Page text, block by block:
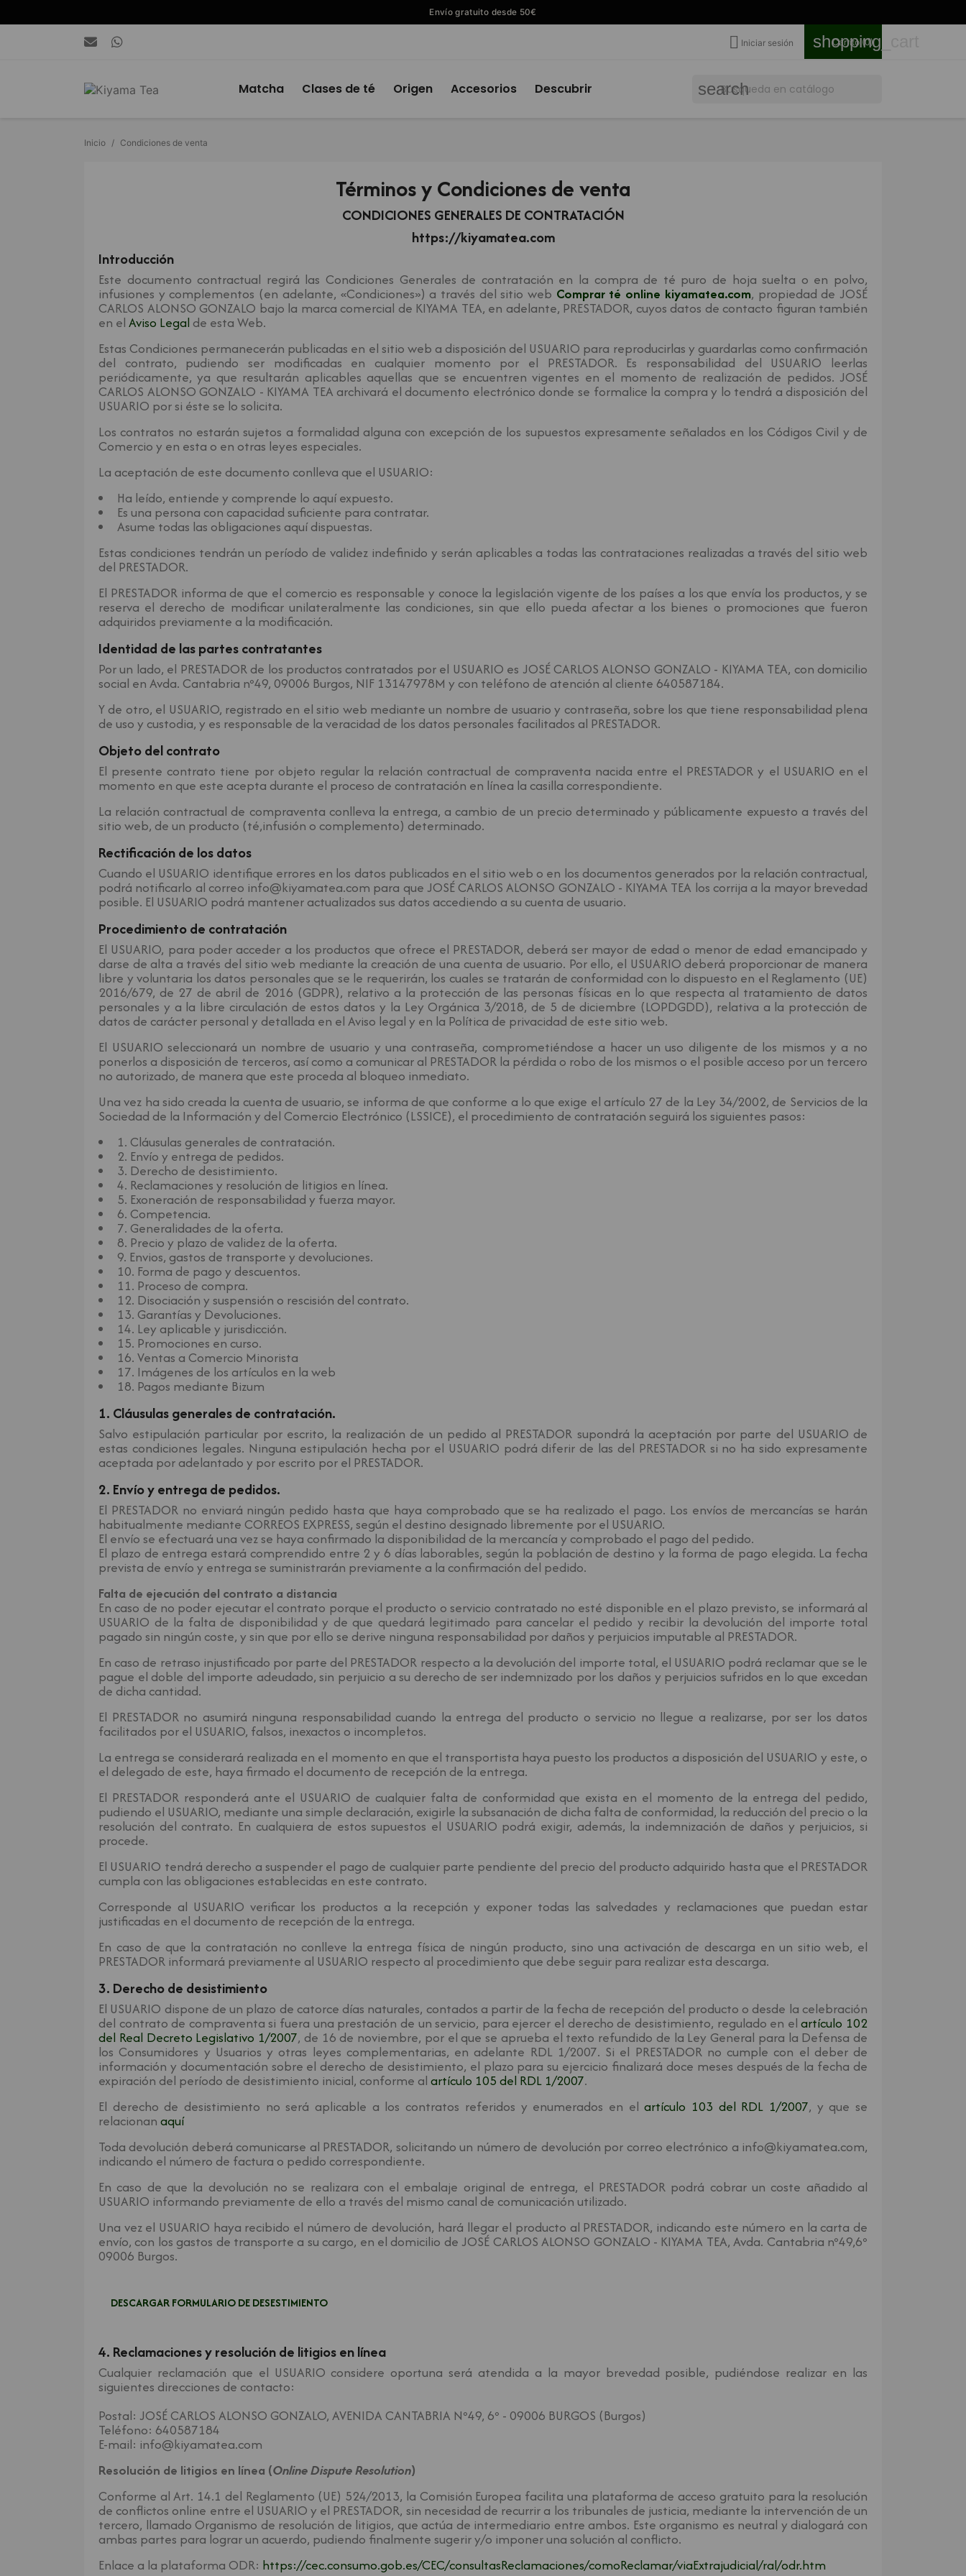
Envío gratuito desde 50€
Contactar con la tienda de té  Iniciar sesión shopping_cart
Carrito (0)
search
Matcha Clases de té Origen Accesorios Descubrir
Inicio Condiciones de venta
Términos y Condiciones de venta
CONDICIONES GENERALES DE CONTRATACIÓN
https://kiyamatea.com
Introducción
Este documento contractual regirá las Condiciones Generales de contratación en la compra de té puro de hoja suelta o en polvo,
infusiones y complementos (en adelante, «Condiciones») a través del sitio web Comprar té online kiyamatea.com, propiedad de JOSÉ
CARLOS ALONSO GONZALO bajo la marca comercial de KIYAMA TEA, en adelante, PRESTADOR, cuyos datos de contacto figuran también
en el Aviso Legal de esta Web.
Estas Condiciones permanecerán publicadas en el sitio web a disposición del USUARIO para reproducirlas y guardarlas como confirmación
del contrato, pudiendo ser modificadas en cualquier momento por el PRESTADOR. Es responsabilidad del USUARIO leerlas
periódicamente, ya que resultarán aplicables aquellas que se encuentren vigentes en el momento de realización de pedidos. JOSÉ
CARLOS ALONSO GONZALO - KIYAMA TEA archivará el documento electrónico donde se formalice la compra y lo tendrá a disposición del
USUARIO por si éste se lo solicita.
Los contratos no estarán sujetos a formalidad alguna con excepción de los supuestos expresamente señalados en los Códigos Civil y de
Comercio y en esta o en otras leyes especiales.
La aceptación de este documento conlleva que el USUARIO:
Ha leído, entiende y comprende lo aquí expuesto.
Es una persona con capacidad suficiente para contratar.
Asume todas las obligaciones aquí dispuestas.
Estas condiciones tendrán un período de validez indefinido y serán aplicables a todas las contrataciones realizadas a través del sitio web
del PRESTADOR.
El PRESTADOR informa de que el comercio es responsable y conoce la legislación vigente de los países a los que envía los productos, y se
reserva el derecho de modificar unilateralmente las condiciones, sin que ello pueda afectar a los bienes o promociones que fueron
adquiridos previamente a la modificación.
Identidad de las partes contratantes
Por un lado, el PRESTADOR de los productos contratados por el USUARIO es JOSÉ CARLOS ALONSO GONZALO - KIYAMA TEA, con domicilio
social en Avda. Cantabria nº49, 09006 Burgos, NIF 13147978M y con teléfono de atención al cliente 640587184.
Y de otro, el USUARIO, registrado en el sitio web mediante un nombre de usuario y contraseña, sobre los que tiene responsabilidad plena
de uso y custodia, y es responsable de la veracidad de los datos personales facilitados al PRESTADOR.
Objeto del contrato
El presente contrato tiene por objeto regular la relación contractual de compraventa nacida entre el PRESTADOR y el USUARIO en el
momento en que este acepta durante el proceso de contratación en línea la casilla correspondiente.
La relación contractual de compraventa conlleva la entrega, a cambio de un precio determinado y públicamente expuesto a través del
sitio web, de un producto (té,infusión o complemento) determinado.
Rectificación de los datos
Cuando el USUARIO identifique errores en los datos publicados en el sitio web o en los documentos generados por la relación contractual,
podrá notificarlo al correo info@kiyamatea.com para que JOSÉ CARLOS ALONSO GONZALO - KIYAMA TEA los corrija a la mayor brevedad
posible. El USUARIO podrá mantener actualizados sus datos accediendo a su cuenta de usuario.
Procedimiento de contratación
El USUARIO, para poder acceder a los productos que ofrece el PRESTADOR, deberá ser mayor de edad o menor de edad emancipado y
darse de alta a través del sitio web mediante la creación de una cuenta de usuario. Por ello, el USUARIO deberá proporcionar de manera
libre y voluntaria los datos personales que se le requerirán, los cuales se tratarán de conformidad con lo dispuesto en el Reglamento (UE)
2016/679, de 27 de abril de 2016 (GDPR), relativo a la protección de las personas físicas en lo que respecta al tratamiento de datos
personales y a la libre circulación de estos datos y la Ley Orgánica 3/2018, de 5 de diciembre (LOPDGDD), relativa a la protección de
datos de carácter personal y detallada en el Aviso legal y en la Política de privacidad de este sitio web.
El USUARIO seleccionará un nombre de usuario y una contraseña, comprometiéndose a hacer un uso diligente de los mismos y a no
ponerlos a disposición de terceros, así como a comunicar al PRESTADOR la pérdida o robo de los mismos o el posible acceso por un tercero
no autorizado, de manera que este proceda al bloqueo inmediato.
Una vez ha sido creada la cuenta de usuario, se informa de que conforme a lo que exige el artículo 27 de la Ley 34/2002, de Servicios de la
Sociedad de la Información y del Comercio Electrónico (LSSICE), el procedimiento de contratación seguirá los siguientes pasos:
1. Cláusulas generales de contratación.
2. Envío y entrega de pedidos.
3. Derecho de desistimiento.
4. Reclamaciones y resolución de litigios en línea.
5. Exoneración de responsabilidad y fuerza mayor.
6. Competencia.
7. Generalidades de la oferta.
8. Precio y plazo de validez de la oferta.
9. Envios, gastos de transporte y devoluciones.
10. Forma de pago y descuentos.
11. Proceso de compra.
12. Disociación y suspensión o rescisión del contrato.
13. Garantías y Devoluciones.
14. Ley aplicable y jurisdicción.
15. Promociones en curso.
16. Ventas a Comercio Minorista
17. Imágenes de los artículos en la web
18. Pagos mediante Bizum
1. Cláusulas generales de contratación.
Salvo estipulación particular por escrito, la realización de un pedido al PRESTADOR supondrá la aceptación por parte del USUARIO de
estas condiciones legales. Ninguna estipulación hecha por el USUARIO podrá diferir de las del PRESTADOR si no ha sido expresamente
aceptada por adelantado y por escrito por el PRESTADOR.
2. Envío y entrega de pedidos.
El PRESTADOR no enviará ningún pedido hasta que haya comprobado que se ha realizado el pago. Los envíos de mercancías se harán
habitualmente mediante CORREOS EXPRESS, según el destino designado libremente por el USUARIO.
El envío se efectuará una vez se haya confirmado la disponibilidad de la mercancía y comprobado el pago del pedido.
El plazo de entrega estará comprendido entre 2 y 6 días laborables, según la población de destino y la forma de pago elegida. La fecha
prevista de envío y entrega se suministrarán previamente a la confirmación del pedido.
Falta de ejecución del contrato a distancia
En caso de no poder ejecutar el contrato porque el producto o servicio contratado no esté disponible en el plazo previsto, se informará al
USUARIO de la falta de disponibilidad y de que quedará legitimado para cancelar el pedido y recibir la devolución del importe total
pagado sin ningún coste, y sin que por ello se derive ninguna responsabilidad por daños y perjuicios imputable al PRESTADOR.
En caso de retraso injustificado por parte del PRESTADOR respecto a la devolución del importe total, el USUARIO podrá reclamar que se le
pague el doble del importe adeudado, sin perjuicio a su derecho de ser indemnizado por los daños y perjuicios sufridos en lo que excedan
de dicha cantidad.
El PRESTADOR no asumirá ninguna responsabilidad cuando la entrega del producto o servicio no llegue a realizarse, por ser los datos
facilitados por el USUARIO, falsos, inexactos o incompletos.
La entrega se considerará realizada en el momento en que el transportista haya puesto los productos a disposición del USUARIO y este, o
el delegado de este, haya firmado el documento de recepción de la entrega.
El PRESTADOR responderá ante el USUARIO de cualquier falta de conformidad que exista en el momento de la entrega del pedido,
pudiendo el USUARIO, mediante una simple declaración, exigirle la subsanación de dicha falta de conformidad, la reducción del precio o la
resolución del contrato. En cualquiera de estos supuestos el USUARIO podrá exigir, además, la indemnización de daños y perjuicios, si
procede.
El USUARIO tendrá derecho a suspender el pago de cualquier parte pendiente del precio del producto adquirido hasta que el PRESTADOR
cumpla con las obligaciones establecidas en este contrato.
Corresponde al USUARIO verificar los productos a la recepción y exponer todas las salvedades y reclamaciones que puedan estar
justificadas en el documento de recepción de la entrega.
En caso de que la contratación no conlleve la entrega física de ningún producto, sino una activación de descarga en un sitio web, el
PRESTADOR informará previamente al USUARIO respecto al procedimiento que debe seguir para realizar esta descarga.
3. Derecho de desistimiento
El USUARIO dispone de un plazo de catorce días naturales, contados a partir de la fecha de recepción del producto o desde la celebración
del contrato de compraventa si fuera una prestación de un servicio, para ejercer el derecho de desistimiento, regulado en elartículo 102
del Real Decreto Legislativo 1/2007, de 16 de noviembre, por el que se aprueba el texto refundido de la Ley General para la Defensa de
los Consumidores y Usuarios y otras leyes complementarias, en adelante RDL 1/2007. Si el PRESTADOR no cumple con el deber de
información y documentación sobre el derecho de desistimiento, el plazo para su ejercicio finalizará doce meses después de la fecha de
expiración del período de desistimiento inicial, conforme al artículo 105 del RDL 1/2007.
El derecho de desistimiento no será aplicable a los contratos referidos y enumerados en elartículo 103 del RDL 1/2007, y que se
relacionan aquí
Toda devolución deberá comunicarse al PRESTADOR, solicitando un número de devolución por correo electrónico a info@kiyamatea.com,
indicando el número de factura o pedido correspondiente.
En caso de que la devolución no se realizara con el embalaje original de entrega, el PRESTADOR podrá cobrar un coste añadido al
USUARIO informando previamente de ello a través del mismo canal de comunicación utilizado.
Una vez el USUARIO haya recibido el número de devolución, hará llegar el producto al PRESTADOR, indicando este número en la carta de
envío, con los gastos de transporte a su cargo, en el domicilio de JOSÉ CARLOS ALONSO GONZALO - KIYAMA TEA, Avda. Cantabria nº49,6º
09006 Burgos.
DESCARGAR FORMULARIO DE DESESTIMIENTO
4. Reclamaciones y resolución de litigios en línea
Cualquier reclamación que el USUARIO considere oportuna será atendida a la mayor brevedad posible, pudiéndose realizar en las
siguientes direcciones de contacto:
Postal: JOSÉ CARLOS ALONSO GONZALO, AVENIDA CANTABRIA Nº49, 6º - 09006 BURGOS (Burgos)
Teléfono: 640587184
E-mail: info@kiyamatea.com
Resolución de litigios en línea (Online Dispute Resolution)
Conforme al Art. 14.1 del Reglamento (UE) 524/2013, la Comisión Europea facilita una plataforma de acceso gratuito para la resolución
de conflictos online entre el USUARIO y el PRESTADOR, sin necesidad de recurrir a los tribunales de justicia, mediante la intervención de un
tercero, llamado Organismo de resolución de litigios, que actúa de intermediario entre ambos. Este organismo es neutral y dialogará con
ambas partes para lograr un acuerdo, pudiendo finalmente sugerir y/o imponer una solución al conflicto.
Enlace a la plataforma ODR: https://cec.consumo.gob.es/CEC/consultasReclamaciones/comoReclamar/viaExtrajudicial/ral/odr.htm